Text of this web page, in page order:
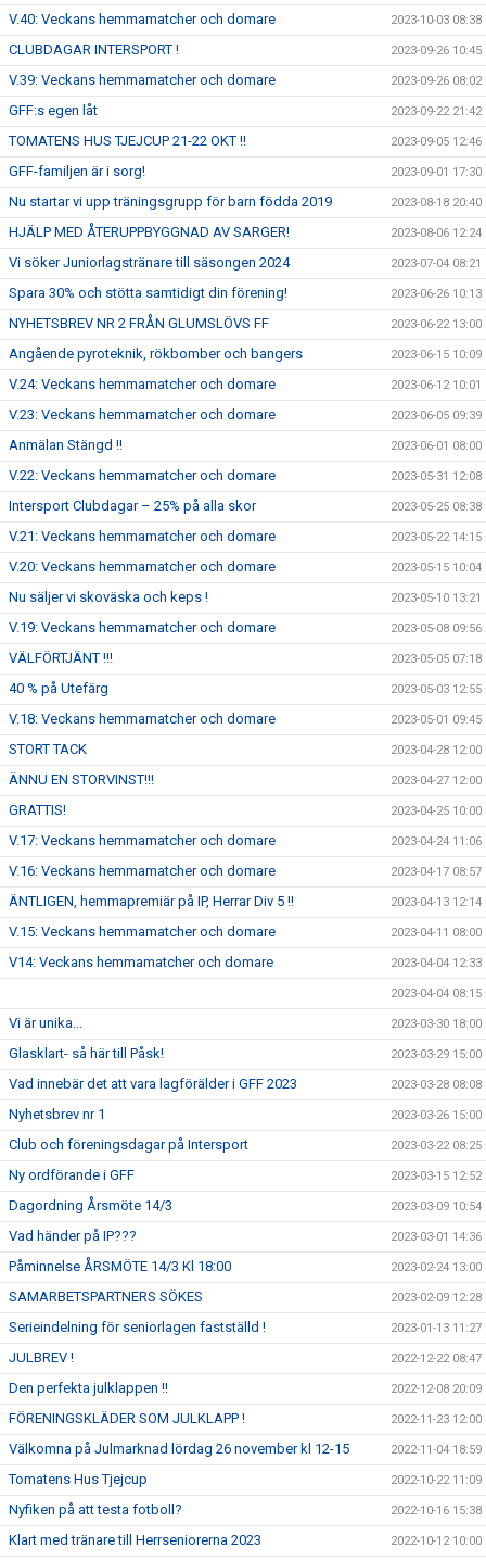
V.40: Veckans hemmamatcher och domare 2023-10-03 08:38
CLUBDAGAR INTERSPORT ! 2023-09-26 10:45
V.39: Veckans hemmamatcher och domare 2023-09-26 08:02
GFF:s egen låt 2023-09-22 21:42
TOMATENS HUS TJEJCUP 21-22 OKT !! 2023-09-05 12:46
GFF-familjen är i sorg! 2023-09-01 17:30
Nu startar vi upp träningsgrupp för barn födda 2019 2023-08-18 20:40
HJÄLP MED ÅTERUPPBYGGNAD AV SARGER! 2023-08-06 12:24
Vi söker Juniorlagstränare till säsongen 2024 2023-07-04 08:21
Spara 30% och stötta samtidigt din förening! 2023-06-26 10:13
NYHETSBREV NR 2 FRÅN GLUMSLÖVS FF 2023-06-22 13:00
Angående pyroteknik, rökbomber och bangers 2023-06-15 10:09
V.24: Veckans hemmamatcher och domare 2023-06-12 10:01
V.23: Veckans hemmamatcher och domare 2023-06-05 09:39
Anmälan Stängd !! 2023-06-01 08:00
V.22: Veckans hemmamatcher och domare 2023-05-31 12:08
Intersport Clubdagar – 25% på alla skor 2023-05-25 08:38
V.21: Veckans hemmamatcher och domare 2023-05-22 14:15
V.20: Veckans hemmamatcher och domare 2023-05-15 10:04
Nu säljer vi skoväska och keps ! 2023-05-10 13:21
V.19: Veckans hemmamatcher och domare 2023-05-08 09:56
VÄLFÖRTJÄNT !!! 2023-05-05 07:18
40 % på Utefärg 2023-05-03 12:55
V.18: Veckans hemmamatcher och domare 2023-05-01 09:45
STORT TACK 2023-04-28 12:00
ÄNNU EN STORVINST!!! 2023-04-27 12:00
GRATTIS! 2023-04-25 10:00
V.17: Veckans hemmamatcher och domare 2023-04-24 11:06
V.16: Veckans hemmamatcher och domare 2023-04-17 08:57
ÄNTLIGEN, hemmapremiär på IP, Herrar Div 5 !! 2023-04-13 12:14
V.15: Veckans hemmamatcher och domare 2023-04-11 08:00
V14: Veckans hemmamatcher och domare 2023-04-04 12:33
2023-04-04 08:15
Vi är unika... 2023-03-30 18:00
Glasklart- så här till Påsk! 2023-03-29 15:00
Vad innebär det att vara lagförälder i GFF 2023 2023-03-28 08:08
Nyhetsbrev nr 1 2023-03-26 15:00
Club och föreningsdagar på Intersport 2023-03-22 08:25
Ny ordförande i GFF 2023-03-15 12:52
Dagordning Årsmöte 14/3 2023-03-09 10:54
Vad händer på IP??? 2023-03-01 14:36
Påminnelse ÅRSMÖTE 14/3 Kl 18:00 2023-02-24 13:00
SAMARBETSPARTNERS SÖKES 2023-02-09 12:28
Serieindelning för seniorlagen fastställd ! 2023-01-13 11:27
JULBREV ! 2022-12-22 08:47
Den perfekta julklappen !! 2022-12-08 20:09
FÖRENINGSKLÄDER SOM JULKLAPP ! 2022-11-23 12:00
Välkomna på Julmarknad lördag 26 november kl 12-15 2022-11-04 18:59
Tomatens Hus Tjejcup 2022-10-22 11:09
Nyfiken på att testa fotboll? 2022-10-16 15:38
Klart med tränare till Herrseniorerna 2023 2022-10-12 10:00